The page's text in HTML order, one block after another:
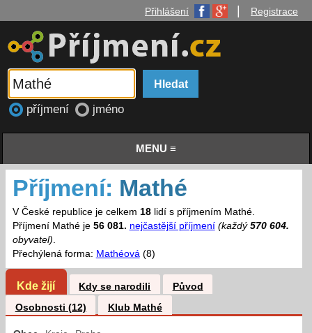
Přihlášení Registrace
příjmení jméno
MENU ≡
Příjmení: Mathé
V České republice je celkem 18lidí s příjmením Mathé.
Příjmení Mathé je 56 081. nejčastější příjmení (každý 570 604.
obyvatel).
Přechýlená forma: Mathéová(8)
Kde žijí Kdy se narodili
Původ
Osobnosti (12)
Klub Mathé